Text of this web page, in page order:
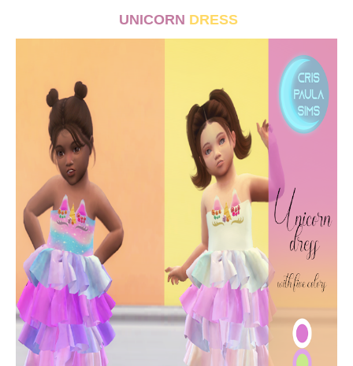
UNICORN DRESS